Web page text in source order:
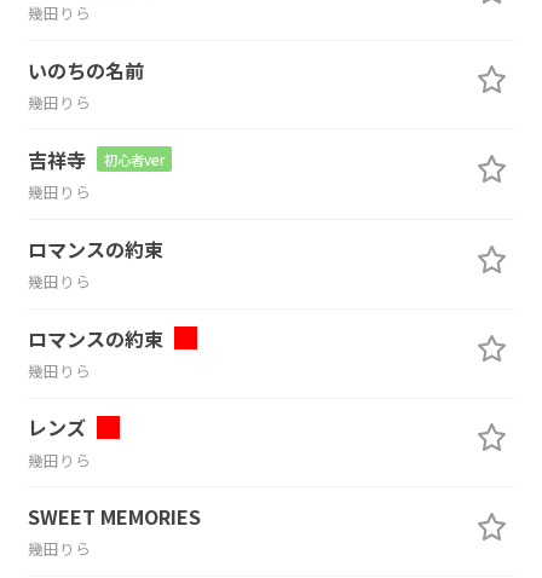
幾田りら
いのちの名前
幾田りら
吉祥寺 初心者ver
幾田りら
ロマンスの約束
幾田りら
ロマンスの約束
幾田りら
レンズ
幾田りら
SWEET MEMORIES
幾田りら